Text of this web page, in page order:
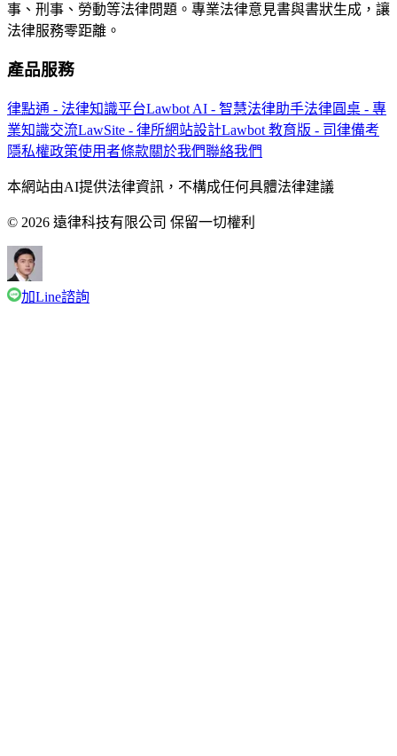
事、刑事、勞動等法律問題。專業法律意見書與書狀生成，讓
法律服務零距離。
產品服務
律點通 - 法律知識平台Lawbot AI - 智慧法律助手法律圓桌 - 專
業知識交流LawSite - 律所網站設計Lawbot 教育版 - 司律備考
隱私權政策使用者條款關於我們聯絡我們
本網站由AI提供法律資訊，不構成任何具體法律建議
© 2026 遠律科技有限公司 保留一切權利
加Line諮詢